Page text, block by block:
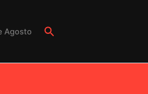
Agosto Buscar